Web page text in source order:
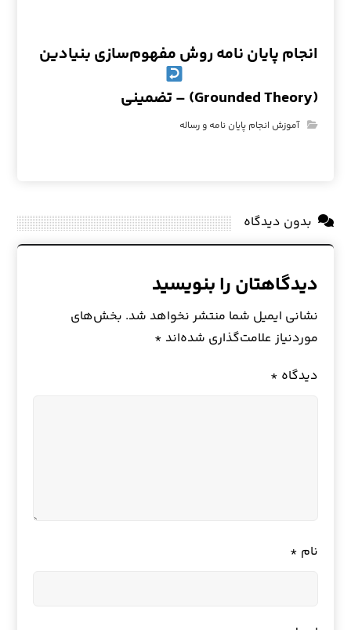
انجام پایان نامه روش مفهوم‌سازی بنیادین
(Grounded Theory) – تضمینی
آموزش انجام پایان نامه و رساله
بدون دیدگاه
دیدگاهتان را بنویسید
نشانی ایمیل شما منتشر نخواهد شد. بخش‌های
موردنیاز علامت‌گذاری شده‌اند *
دیدگاه *
نام *